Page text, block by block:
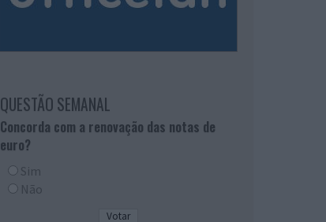
QUESTÃO SEMANAL
Concorda com a renovação das notas de
euro?
Sim
Não